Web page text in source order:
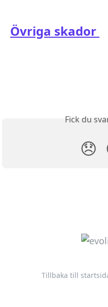
Övriga skador
Fick du
😞
Tillbaka till